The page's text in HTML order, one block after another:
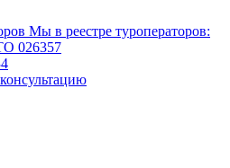
Мы в реестре туроператоров:
026357